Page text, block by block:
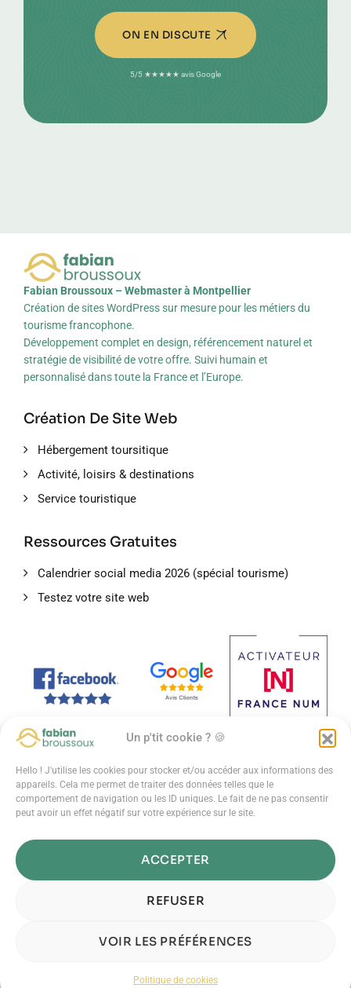
Un p'tit cookie ? 🍪
Hello ! J'utilise les cookies pour stocker et/ou accéder aux informations des
appareils. Cela me permet de traiter des données telles que le
comportement de navigation ou les ID uniques. Le fait de ne pas consentir
peut avoir un effet négatif sur votre expérience sur le site.
ACCEPTER
REFUSER
VOIR LES PRÉFÉRENCES
Politique de cookies
ON EN DISCUTE
5/5 ★★★★★ avis Google
Fabian Broussoux – Webmaster à Montpellier
Création de sites WordPress sur mesure pour les métiers du
tourisme francophone.
Développement complet en design, référencement naturel et
stratégie de visibilité de votre offre. Suivi humain et
personnalisé dans toute la France et l’Europe.
Création De Site Web
Hébergement toursitique
Activité, loisirs & destinations
Service touristique
Ressources Gratuites
Calendrier social media 2026 (spécial tourisme)
Testez votre site web
générales-Politique de confidentialité-Mentions légales